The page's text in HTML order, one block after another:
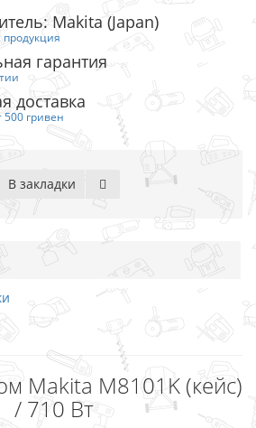
Makita (Japan)
гарантия
доставка
500 гривен
В закладки
Makita M8101K (кейс)
/ 710 Вт